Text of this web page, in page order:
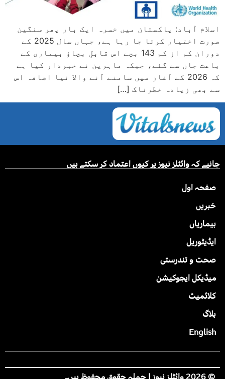
اسلام آباد: پاکستان میں خسرہ ایک بار پھر سنگین
صورت اختیار کرتا جا رہا ہے، جہاں سال 2025 کے
دوران کم از کم 143 بچے اس قابلِ بچاؤ بیماری کے
باعث جان سے گئے، جبکہ ماہرین نے خبردار کیا ہے
کہ 2026 کے آغاز میں سامنے آنے والا نیا اضافہ اس
سے بھی زیادہ خطرناک […]
جانیے کہ وائٹلز نیوز پر کیوں اعتماد کر سکتے ہیں
صفحہ اول
خبریں
بیماریاں
ایڈیٹوریل
صحت و تندرستی
میڈیکل ایجوکیشن
کلائمیٹ
بلاگ
English